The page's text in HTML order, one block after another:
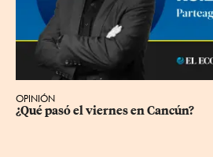
OPINIÓN
¿Qué pasó el viernes en Cancún?